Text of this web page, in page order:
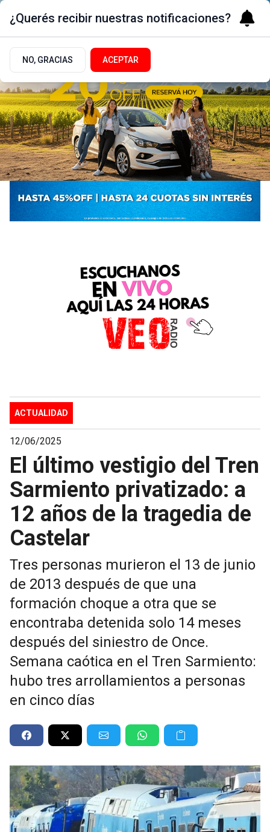
ACTUALIDAD
12/06/2025
El último vestigio del Tren
Sarmiento privatizado: a
12 años de la tragedia de
Castelar
Tres personas murieron el 13 de junio
de 2013 después de que una
formación choque a otra que se
encontraba detenida solo 14 meses
después del siniestro de Once.
Semana caótica en el Tren Sarmiento:
hubo tres arrollamientos a personas
en cinco días
¿Querés recibir nuestras notificaciones?
NO, GRACIAS ACEPTAR